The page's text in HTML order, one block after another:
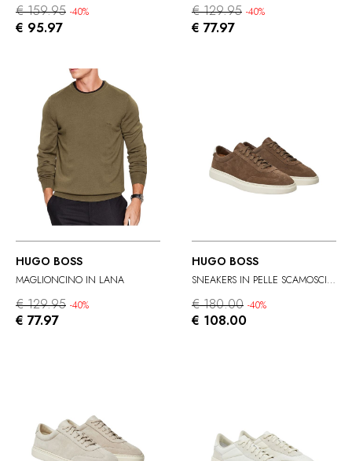
€ 159.95 -40%
€ 95.97
€ 129.95 -40%
€ 77.97
HUGO BOSS
MAGLIONCINO IN LANA
€ 129.95 -40%
€ 77.97
HUGO BOSS
SNEAKERS IN PELLE SCAMOSCIATA
€ 180.00 -40%
€ 108.00